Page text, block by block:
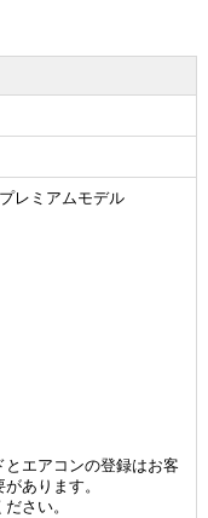
レミアムモデル
エアコンの登録はお客
あります。
さい。